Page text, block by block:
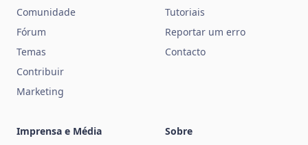
Comunidade
Fórum
Temas
Contribuir
Marketing
Tutoriais
Reportar um erro
Contacto
Imprensa e Média
Sobre